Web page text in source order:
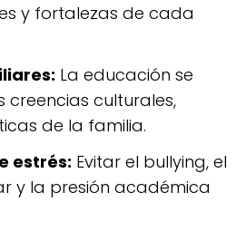
y fortalezas de cada
La educación se
creencias culturales,
de la familia.
estrés: Evitar el bullying, el
y la presión académica